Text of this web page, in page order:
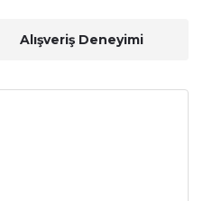
Alışveriş Deneyimi